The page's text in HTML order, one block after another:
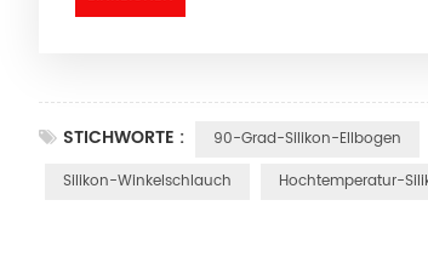
STICHWORTE : 90-Grad-Silikon-Ellbogen
Silikon-Winkelschlauch
Hochtemperatur-